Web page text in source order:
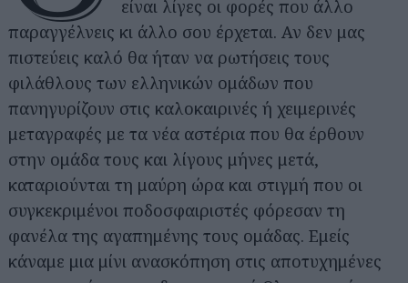
είναι λίγες οι φορές που άλλο
παραγγέλνεις κι άλλο σου έρχεται. Αν δεν μας
πιστεύεις καλό θα ήταν να ρωτήσεις τους
φιλάθλους των ελληνικών ομάδων που
πανηγυρίζουν στις καλοκαιρινές ή χειμερινές
μεταγραφές με τα νέα αστέρια που θα έρθουν
στην ομάδα τους και λίγους μήνες μετά,
καταριούνται τη μαύρη ώρα και στιγμή που οι
συγκεκριμένοι ποδοσφαιριστές φόρεσαν τη
φανέλα της αγαπημένης τους ομάδας. Εμείς
κάναμε μια μίνι ανασκόπηση στις αποτυχημένες